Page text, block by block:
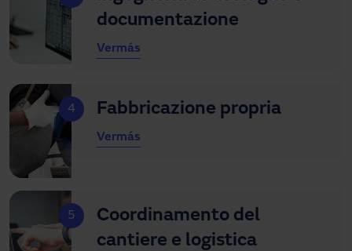
documentazione
Vermás
4 Fabbricazione propria
Vermás
5
Coordinamento del
cantiere e logistica